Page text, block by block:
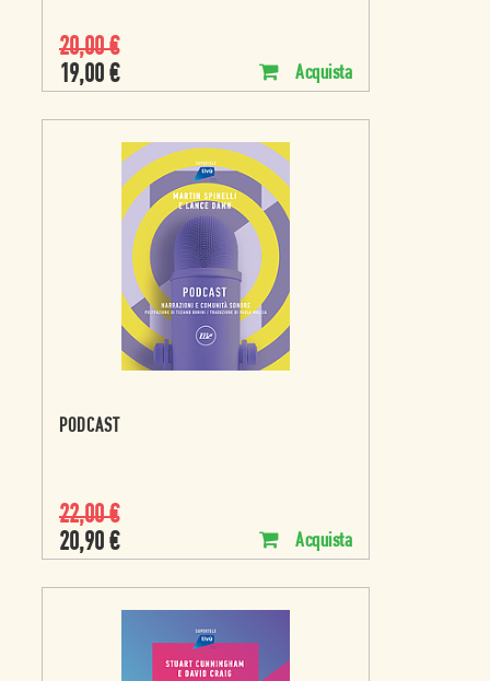
20,00€
19,00 € Acquista
PODCAST
22,00€
20,90 € Acquista